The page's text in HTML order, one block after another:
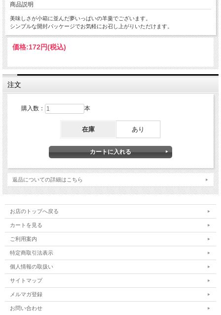
商品説明
美味しさが小箱に並んだ夢いっぱいの羊羹でございます。
シンプルな開封パッケージでお気軽にお召し上がりいただけます。
価格:172円(税込)
注文
購入数： 本
在庫 あり
返品についての詳細はこちら
お店のトップへ戻る
カートを見る
ご利用案内
特定商取引法表示
個人情報の取扱い
サイトマップ
メルマガ登録
お問い合わせ